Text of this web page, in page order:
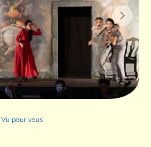
Vu pour vous